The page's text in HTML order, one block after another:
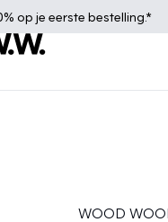
op je eerste bestelling.*
WOOD